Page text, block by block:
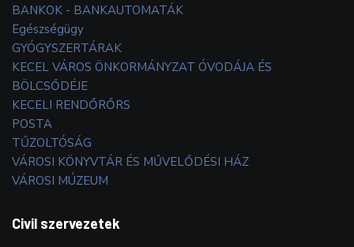
BANKOK - BANKAUTOMATÁK
Egészségügy
GYÓGYSZERTÁRAK
KECEL VÁROS ÖNKORMÁNYZAT ÓVODÁJA ÉS
BÖLCSŐDÉJE
KECELI RENDŐRŐRS
POSTA
TŰZOLTÓSÁG
VÁROSI KÖNYVTÁR ÉS MŰVELŐDÉSI HÁZ
VÁROSI MÚZEUM
Civil szervezetek